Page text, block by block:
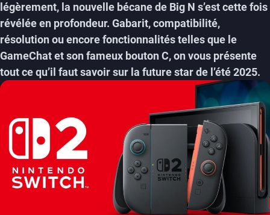
légèrement, la nouvelle bécane de Big N s’est cette fois
révélée en profondeur. Gabarit, compatibilité,
résolution ou encore fonctionnalités telles que le
GameChat et son fameux bouton C, on vous présente
tout ce qu’il faut savoir sur la future star de l’été 2025.